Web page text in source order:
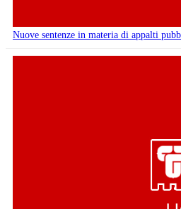
Nuove sentenze in materia di appalti